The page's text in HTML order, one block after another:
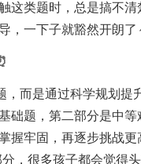
类题时，总是搞不清
，一下子就豁然开朗了
，而是通过科学规划
础题，第二部分是中
握牢固，再逐步挑战更
，很多孩子都会觉得